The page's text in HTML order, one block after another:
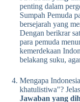
penting dalam
Sumpah Pemuda
bersejarah yang
Dengan berikrar
para pemuda
kemerdekaan
belakang suku,
Mengapa
khatulistiwa"?
Jawaban yang